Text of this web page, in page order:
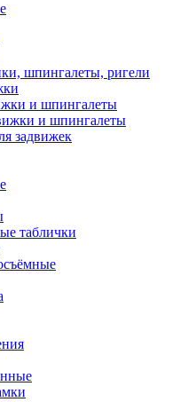
шпингалеты, ригели
и шпингалеты
и шпингалеты
задвижек
таблички